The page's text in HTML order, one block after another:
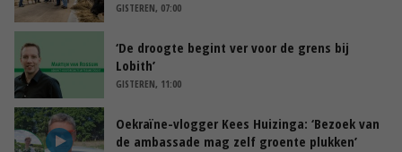
GISTEREN, 07:00
‘De droogte begint ver voor de grens bij
Lobith’
GISTEREN, 11:00
Oekraïne-vlogger Kees Huizinga: ‘Bezoek van
de ambassade mag zelf groente plukken’